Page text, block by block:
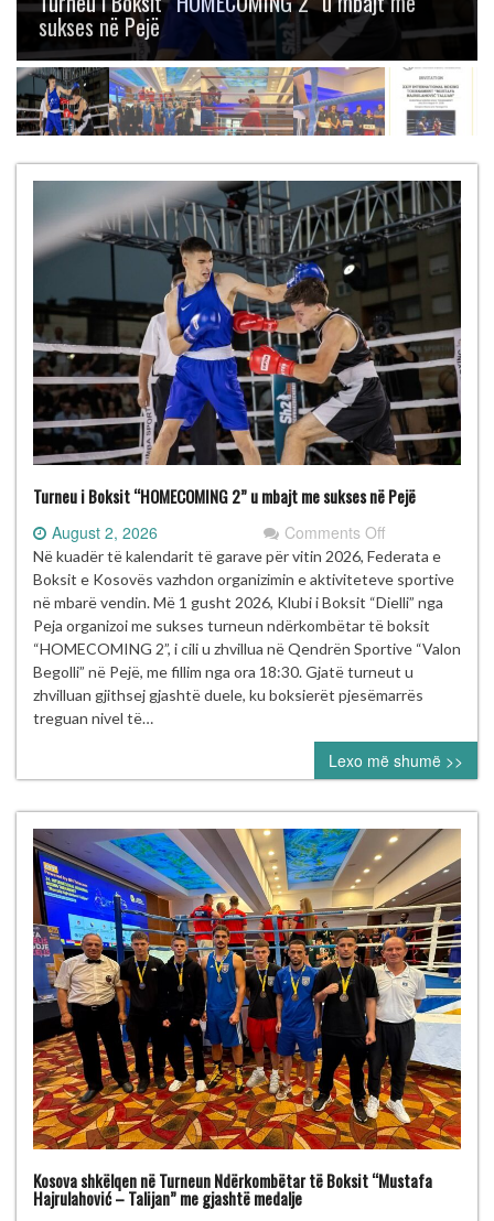
gjashtë medalje
Turneu i Boksit “HOMECOMING 2” u mbajt me sukses në Pejë
August 2, 2026 Comments Offon
Turneu
i
Boksit
2”
u
mbajt
sukses
në
Pejë
Në kuadër të kalendarit të garave për vitin 2026, Federata e
Boksit e Kosovës vazhdon organizimin e aktiviteteve sportive
në mbarë vendin. Më 1 gusht 2026, Klubi i Boksit “Dielli” nga
Peja organizoi me sukses turneun ndërkombëtar të boksit
“HOMECOMING 2”, i cili u zhvillua në Qendrën Sportive “Valon
Begolli” në Pejë, me fillim nga ora 18:30. Gjatë turneut u
zhvilluan gjithsej gjashtë duele, ku boksierët pjesëmarrës
treguan nivel të…
Lexo më shumë >>
Kosova shkëlqen në Turneun Ndërkombëtar të Boksit “Mustafa
Hajrulahović – Talijan” me gjashtë medalje